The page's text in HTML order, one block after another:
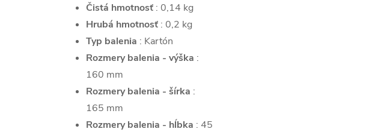
Čistá hmotnosť : 0,14 kg
Hrubá hmotnosť : 0,2 kg
Typ balenia : Kartón
Rozmery balenia - výška :
160 mm
Rozmery balenia - šírka :
165 mm
Rozmery balenia - hĺbka : 45